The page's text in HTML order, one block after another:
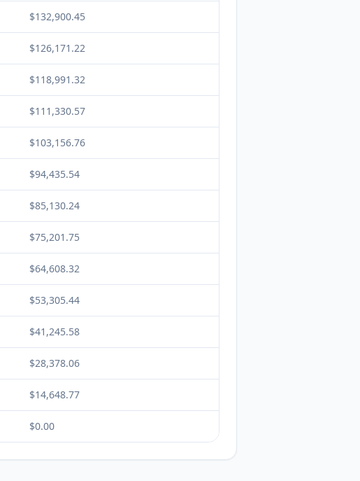
$132,900.45
$126,171.22
$118,991.32
$111,330.57
$103,156.76
$94,435.54
$85,130.24
$75,201.75
$64,608.32
$53,305.44
$41,245.58
$28,378.06
$14,648.77
$0.00